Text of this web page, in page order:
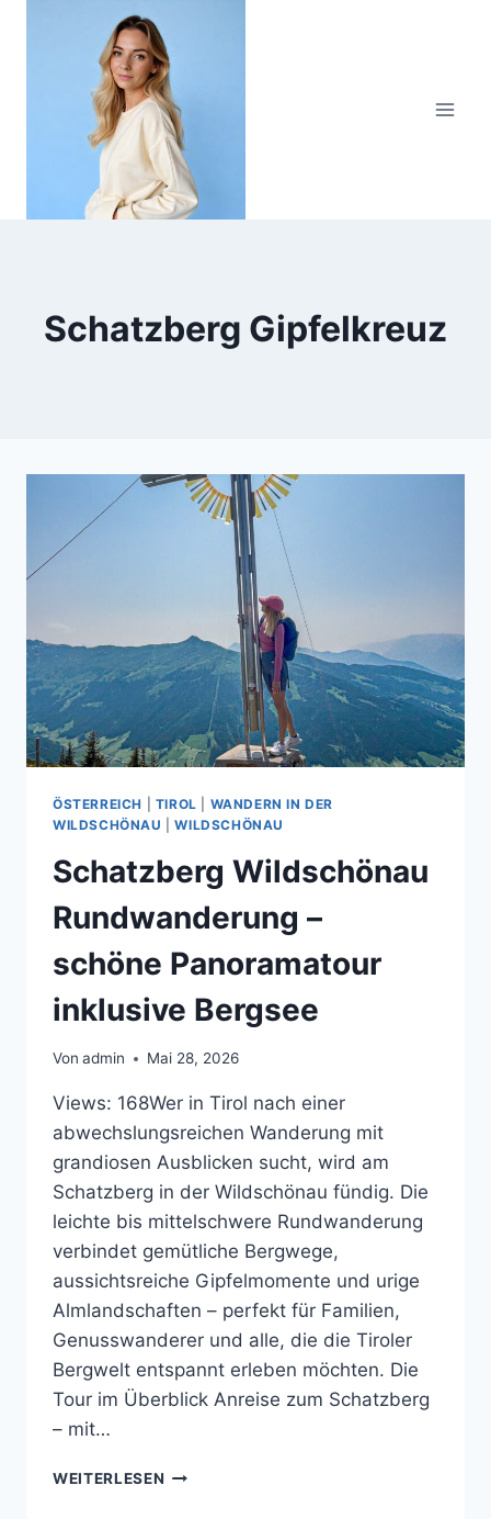
Schatzberg Gipfelkreuz
ÖSTERREICH TIROL
WANDERN IN DER
WILDSCHÖNAU
|WILDSCHÖNAU
Schatzberg Wildschönau
Rundwanderung –
schöne Panoramatour
inklusive Bergsee
Von admin Mai 28, 2026
Views: 168Wer in Tirol nach einer
abwechslungsreichen Wanderung mit
grandiosen Ausblicken sucht, wird am
Schatzberg in der Wildschönau fündig. Die
leichte bis mittelschwere Rundwanderung
verbindet gemütliche Bergwege,
aussichtsreiche Gipfelmomente und urige
Almlandschaften – perfekt für Familien,
Genusswanderer und alle, die die Tiroler
Bergwelt entspannt erleben möchten. Die
Tour im Überblick Anreise zum Schatzberg
– mit…
WEITERLESEN SCHATZBERG